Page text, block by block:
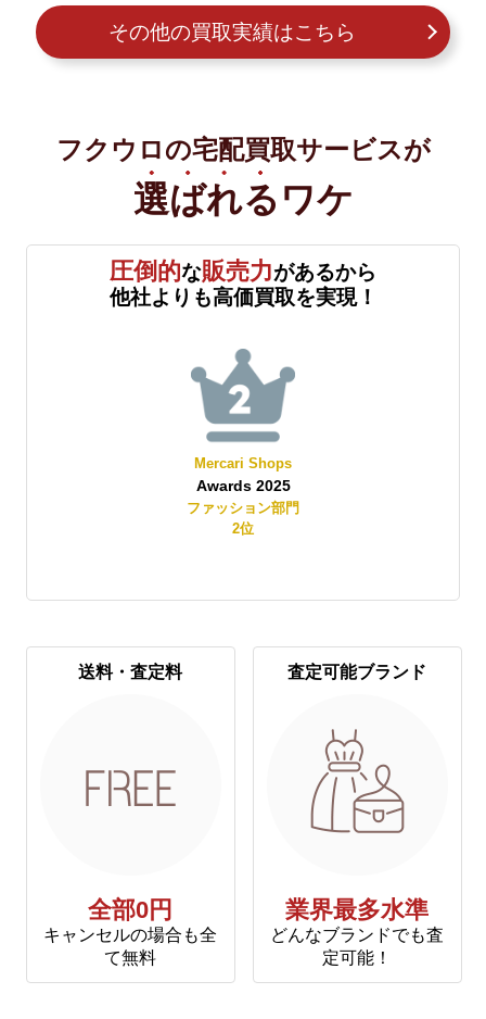
その他の買取実績はこちら
フクウロの宅配買取サービスが
選ばれる ワケ
圧倒的な販売力があるから
他社よりも高価買取を実現！
Mercari Shops
Awards 2025
ファッション部門
2位
送料・査定料
全部0円
キャンセルの場合も全
て無料
査定可能ブランド
業界最多水準
どんなブランドでも査
定可能！